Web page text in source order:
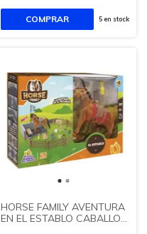
5en stock
HORSE FAMILY AVENTURA
EN EL ESTABLO CABALLO